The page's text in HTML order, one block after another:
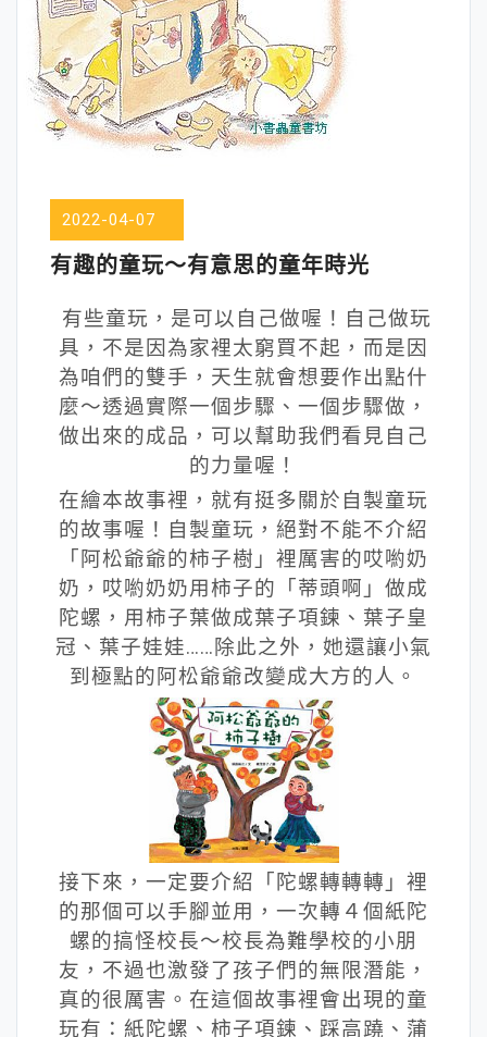
2022-04-07
有趣的童玩～有意思的童年時光
有些童玩，是可以自己做喔！自己做玩
具，不是因為家裡太窮買不起，而是因
為咱們的雙手，天生就會想要作出點什
麼～透過實際一個步驟、一個步驟做，
做出來的成品，可以幫助我們看見自己
的力量喔！
在繪本故事裡，就有挺多關於自製童玩
的故事喔！自製童玩，絕對不能不介紹
「阿松爺爺的柿子樹」裡厲害的哎喲奶
奶，哎喲奶奶用柿子的「蒂頭啊」做成
陀螺，用柿子葉做成葉子項鍊、葉子皇
冠、葉子娃娃……除此之外，她還讓小氣
到極點的阿松爺爺改變成大方的人。
接下來，一定要介紹「陀螺轉轉轉」裡
的那個可以手腳並用，一次轉４個紙陀
螺的搞怪校長～校長為難學校的小朋
友，不過也激發了孩子們的無限潛能，
真的很厲害。在這個故事裡會出現的童
玩有：紙陀螺、柿子項鍊、踩高蹺、蒲